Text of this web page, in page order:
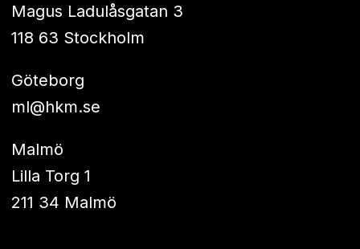
Magus Ladulåsgatan 3
118 63 Stockholm
Göteborg
ml@hkm.se
Malmö
Lilla Torg 1
211 34 Malmö